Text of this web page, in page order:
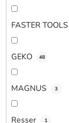
FASTER TOOLS
GEKO 48
MAGNUS 3
Resser 1